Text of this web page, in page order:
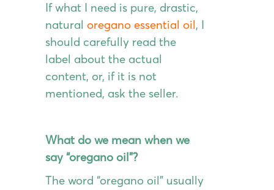
If what I need is pure, drastic,
natural oregano essential oil, I
should carefully read the
label about the actual
content, or, if it is not
mentioned, ask the seller.
What do we mean when we
say “oregano oil”?
The word “oregano oil” usually